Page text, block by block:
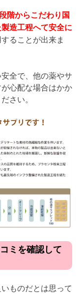
階からこだわり国
造工程へて安全に
ることが出来ま
全で、他の薬やサ
心配な場合はかか
さい。
ミを確認して
ものだとは思って